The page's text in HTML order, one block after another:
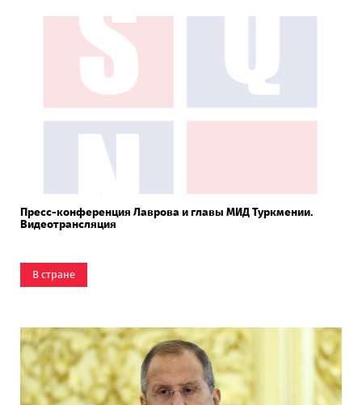
Пресс-конференция Лаврова и главы МИД Туркмении.
Видеотрансляция
В стране